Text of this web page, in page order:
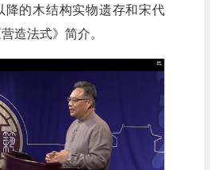
降的木结构实物遗存和宋代
造法式》简介。